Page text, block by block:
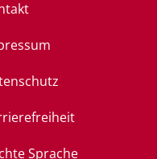
Sprache